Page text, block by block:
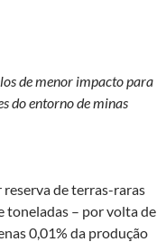
de menor impacto para
do entorno de minas
reserva de terras-raras
toneladas – por volta de
0,01% da produção